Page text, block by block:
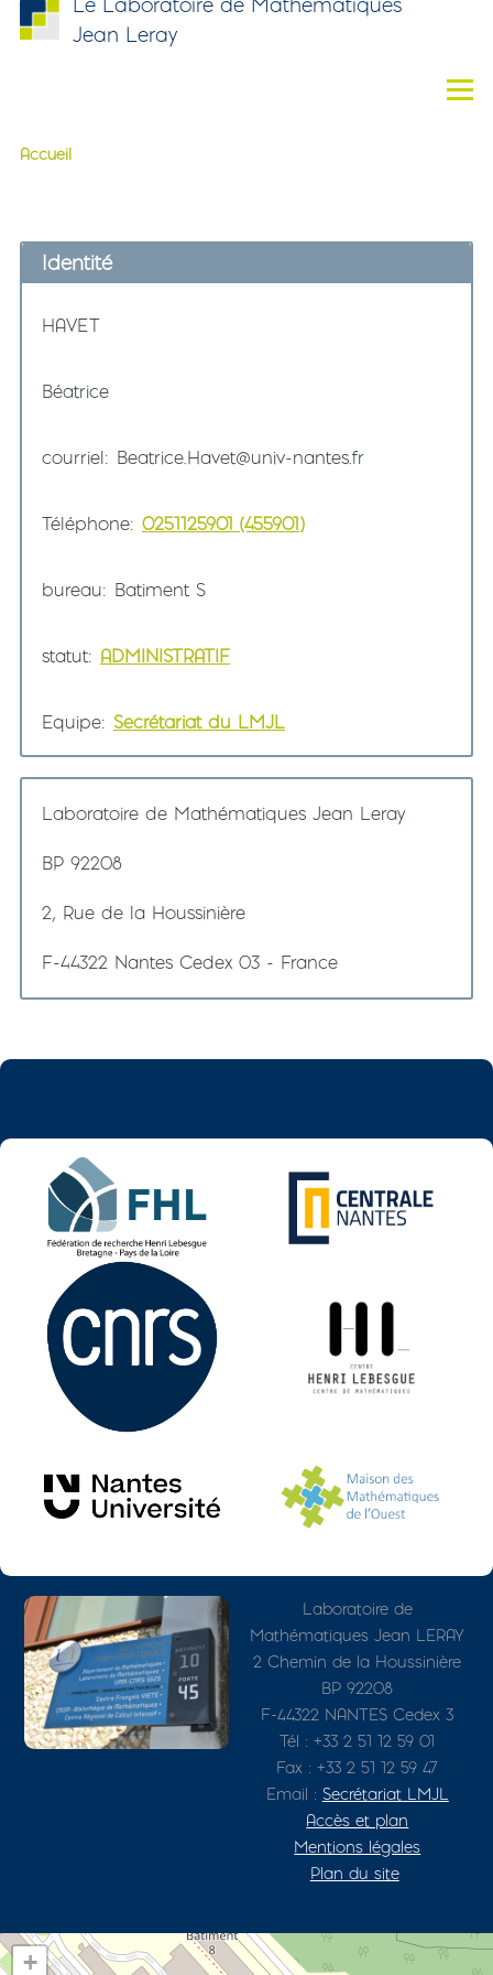
Aller au contenu principal
Jean Leray
Fil d'Ariane
Accueil
Identité
Nom
HAVET
Prénom
Béatrice
courriel Beatrice.Havet@univ-nantes.fr
Téléphone 0251125901 (455901)
bureau Batiment S
statut ADMINISTRATIF
Equipe Secrétariat du LMJL
Laboratoire de Mathématiques Jean Leray
BP 92208
2, Rue de la Houssinière
F-44322 Nantes Cedex 03 - France
Photo Adresse détaillée
Laboratoire de
Mathématiques Jean LERAY
2 Chemin de la Houssinière
BP 92208
F-44322 NANTES Cedex 3
Tél : +33 2 51 12 59 01
Fax : +33 2 51 12 59 47
Email : Secrétariat LMJL
Accès et plan
Mentions légales
Plan du site
+